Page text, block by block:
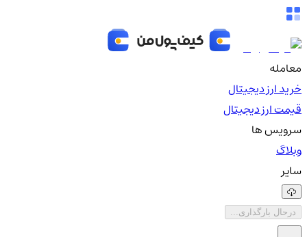
معامله
خرید ارز دیجیتال
قیمت ارز دیجیتال
سرویس ها
وبلاگ
سایر
درحال بارگذاری...